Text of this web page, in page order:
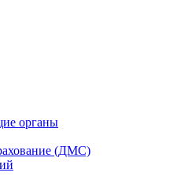
органы
(ДМС)